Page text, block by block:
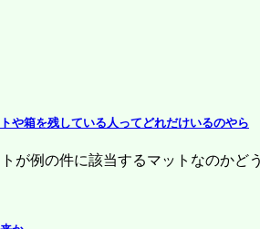
や箱を残している人ってどれだけいるのやら
が例の件に該当するマットなのかど